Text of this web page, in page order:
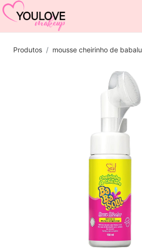
Produtos mousse cheirinho de babalu